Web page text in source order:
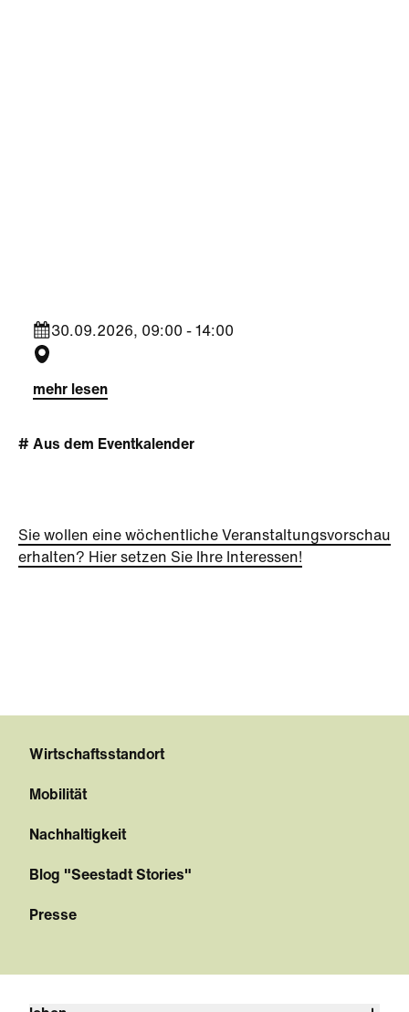
30.09.2026, 09:00 - 14:00
mehr lesen
# Aus dem Eventkalender
Sie wollen eine wöchentliche Veranstaltungsvorschau
erhalten? Hier setzen Sie Ihre Interessen!
Wirtschaftsstandort
Mobilität
Nachhaltigkeit
Blog "Seestadt Stories"
Presse